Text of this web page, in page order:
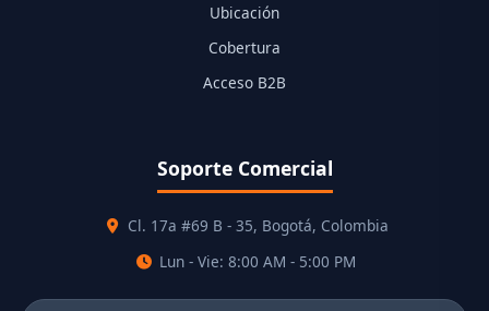
Ubicación
Cobertura
Acceso B2B
Soporte Comercial
Cl. 17a #69 B - 35, Bogotá, Colombia
Lun - Vie: 8:00 AM - 5:00 PM